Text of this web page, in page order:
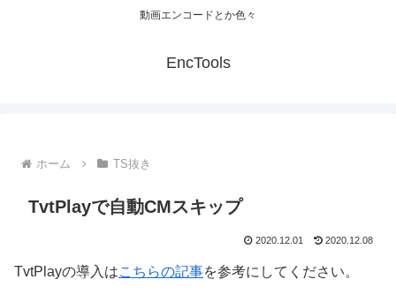
動画エンコードとか色々
EncTools
ホーム TS抜き
TvtPlayで自動CMスキップ
2020.12.01 2020.12.08
TvtPlayの導入はこちらの記事を参考にしてください。